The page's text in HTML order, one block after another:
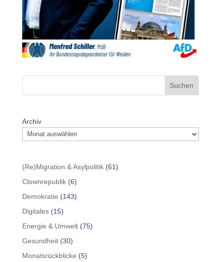
Suchen
Archiv
(Re)Migration & Asylpolitik(61)
Clownrepublik(6)
Demokratie (143)
Digitales(15)
Energie & Umwelt(75)
Gesundheit(30)
Monatsrückblicke (5)